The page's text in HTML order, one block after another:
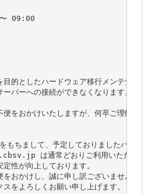
09:00
目的としたハードウェア移行メンテナンス
バーへの接続ができなくなります。
便をおかけいたしますが、何卒ご理解のほ
まして、予定しておりましたハードウ
は通常どおりご利用いただけま
性が向上しております。
をおかけし、誠に申し訳ございませんでし
をよろしくお願い申し上げます。